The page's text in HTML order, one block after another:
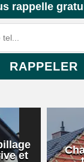
rappelle
et